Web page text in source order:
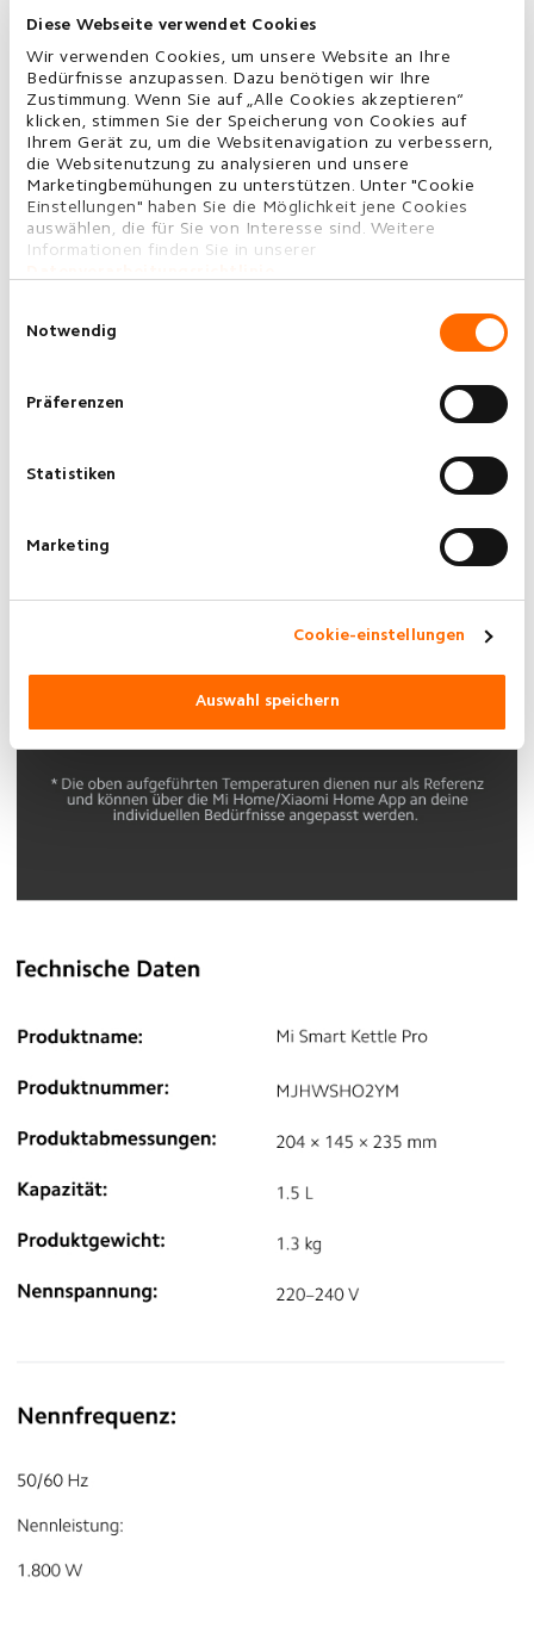
Diese Webseite verwendet Cookies
Wir verwenden Cookies, um unsere Website an Ihre
Bedürfnisse anzupassen. Dazu benötigen wir Ihre
Zustimmung. Wenn Sie auf „Alle Cookies akzeptieren“
klicken, stimmen Sie der Speicherung von Cookies auf
Ihrem Gerät zu, um die Websitenavigation zu verbessern,
die Websitenutzung zu analysieren und unsere
Marketingbemühungen zu unterstützen. Unter "Cookie
Einstellungen" haben Sie die Möglichkeit jene Cookies
auswählen, die für Sie von Interesse sind. Weitere
Informationen finden Sie in unserer
Notwendig
Präferenzen
Statistiken
Marketing
Cookie-einstellungen
Auswahl speichern